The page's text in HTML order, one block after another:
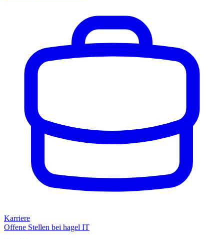
Karriere
Offene Stellen bei hagel IT